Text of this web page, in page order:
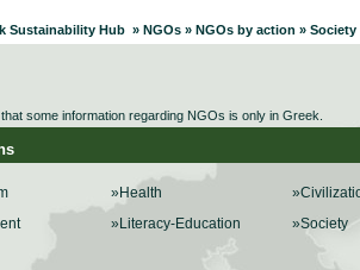
Sustainability Hub » NGOs » NGOs by action » Society
some information regarding NGOs is only in Greek.
»Health
»Literacy-Education
»Society